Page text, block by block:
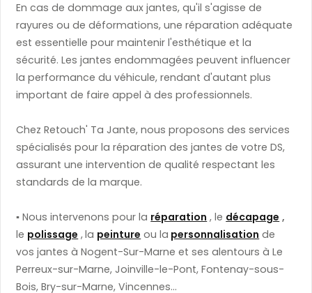
En cas de dommage aux jantes, qu'il s'agisse de
rayures ou de déformations, une réparation adéquate
est essentielle pour maintenir l'esthétique et la
sécurité. Les jantes endommagées peuvent influencer
la performance du véhicule, rendant d'autant plus
important de faire appel à des professionnels.
Chez Retouch' Ta Jante, nous proposons des services
spécialisés pour la réparation des jantes de votre DS,
assurant une intervention de qualité respectant les
standards de la marque.
▪️​ Nous intervenons pour laréparation, ledécapage,
le polissage,la peintureou la personnalisationde
vos jantes à Nogent-Sur-Marne et ses alentours à Le
Perreux-sur-Marne, Joinville-le-Pont, Fontenay-sous-
Bois, Bry-sur-Marne, Vincennes...